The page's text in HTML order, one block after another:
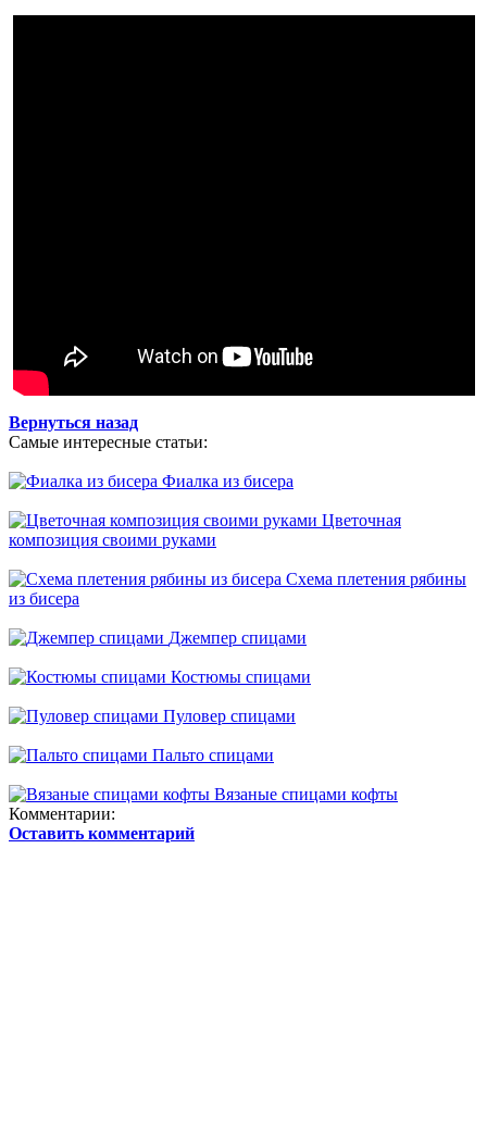
Вернуться назад
Самые интересные статьи:
Фиалка из бисера
Цветочная
композиция своими руками
Схема плетения рябины
из бисера
Джемпер спицами
Костюмы спицами
Пуловер спицами
Пальто спицами
Вязаные спицами кофты
Комментарии:
Оставить комментарий